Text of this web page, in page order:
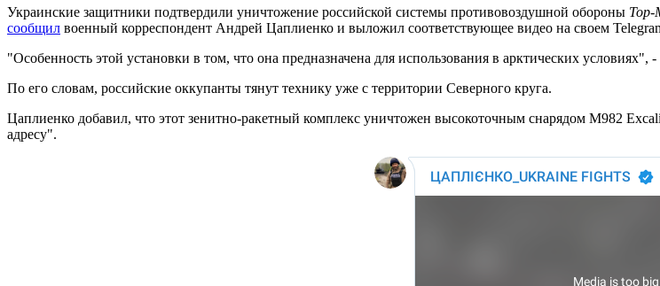
Украинские защитники подтвердили уничтожение российской системы противовоздушной обороны
сообщил военный корреспондент Андрей Цаплиенко и выложил соответствующее видео на своем
"Особенность этой установки в том, что она предназначена для использования в арктических условиях",
По его словам, российские оккупанты тянут технику уже с территории Северного круга.
Цаплиенко добавил, что этот зенитно-ракетный комплекс уничтожен высокоточным снарядом M982
адресу".